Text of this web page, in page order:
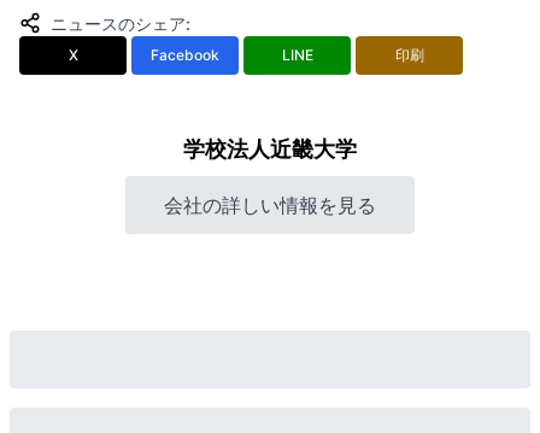
ニュースのシェア:
X Facebook LINE 印刷
学校法人近畿大学
会社の詳しい情報を見る